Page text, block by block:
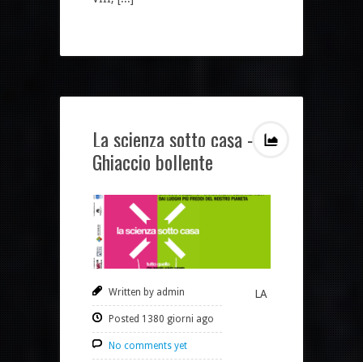
La scienza sotto casa –
Ghiaccio bollente
Written by admin
Posted 1380 giorni ago
No comments yet
LA